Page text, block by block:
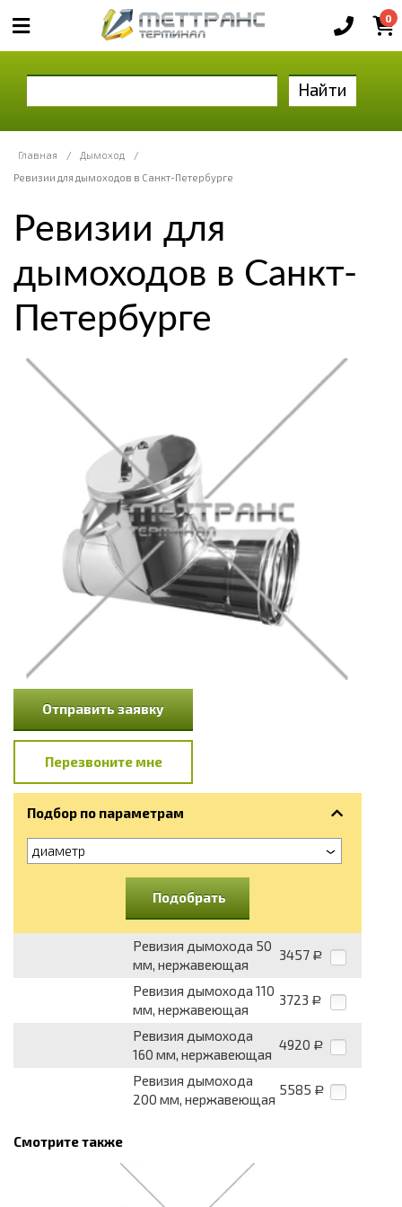
0
Найти
Главная / Дымоход
/
Ревизии для дымоходов в Санкт-Петербурге
Ревизии для
дымоходов в Санкт-
Петербурге
Отправить заявку
Перезвоните мне
Подбор по параметрам
диаметр
Подобрать
Ревизия дымохода 50
мм, нержавеющая
3457 Р
Ревизия дымохода 110
мм, нержавеющая
3723 Р
Ревизия дымохода
160 мм, нержавеющая
4920 Р
Ревизия дымохода
200 мм, нержавеющая
5585 Р
Смотрите также